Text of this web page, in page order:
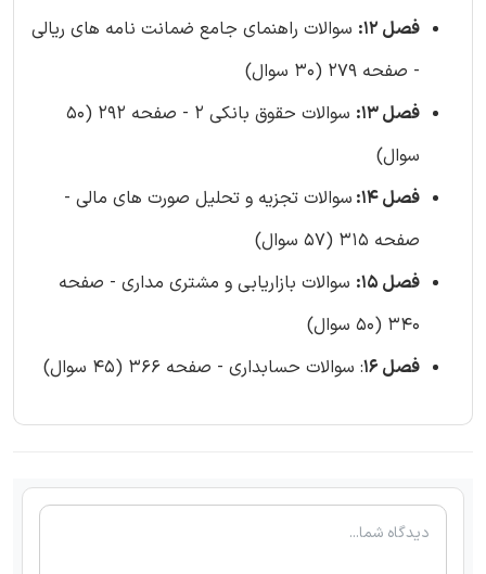
فصل 12:
سوالات راهنمای جامع ضمانت نامه های ریالی
- صفحه 279 (30 سوال)
فصل 13:
سوالات حقوق بانکی 2 - صفحه 292 (50
سوال)
فصل 14:
سوالات تجزیه و تحلیل صورت های مالی -
صفحه 315 (57 سوال)
فصل 15:
سوالات بازاریابی و مشتری مداری - صفحه
340 (50 سوال)
فصل 16
: سوالات حسابداری - صفحه 366 (45 سوال)